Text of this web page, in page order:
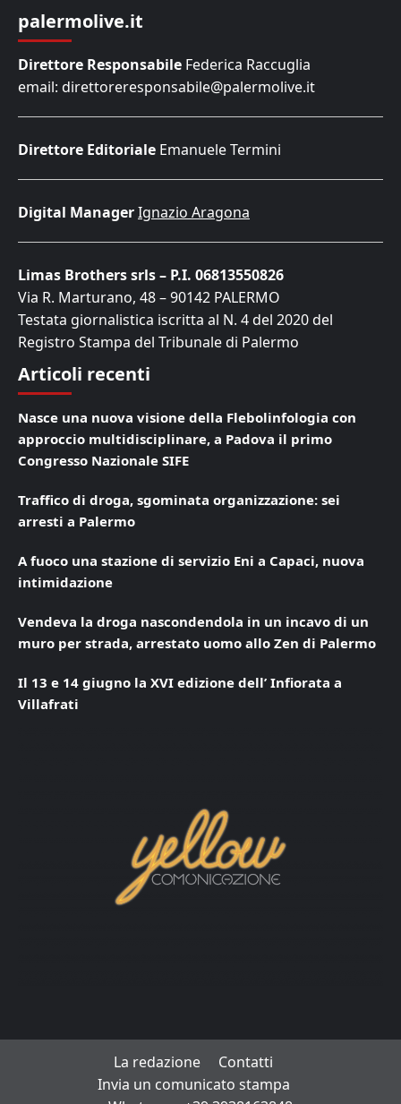
palermolive.it
Direttore Responsabile Federica Raccuglia
email: direttoreresponsabile@palermolive.it
Direttore Editoriale Emanuele Termini
Digital ManagerIgnazio Aragona
Limas Brothers srls – P.I. 06813550826
Via R. Marturano, 48 – 90142 PALERMO
Testata giornalistica iscritta al N. 4 del 2020 del
Registro Stampa del Tribunale di Palermo
Articoli recenti
Nasce una nuova visione della Flebolinfologia con
approccio multidisciplinare, a Padova il primo
Congresso Nazionale SIFE
Traffico di droga, sgominata organizzazione: sei
arresti a Palermo
A fuoco una stazione di servizio Eni a Capaci, nuova
intimidazione
Vendeva la droga nascondendola in un incavo di un
muro per strada, arrestato uomo allo Zen di Palermo
Il 13 e 14 giugno la XVI edizione dell’ Infiorata a
Villafrati
La redazione
Contatti
Invia un comunicato stampa